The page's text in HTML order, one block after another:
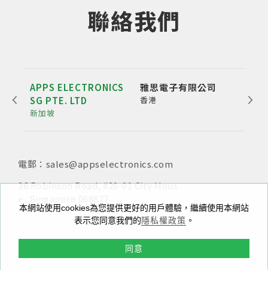
本網站使用cookies為您提供更好的用戶體驗，繼續使用本網站
表示您同意我們的隱私權政策 。
同意
聯絡我們
APPS ELECTRONICS
SG PTE. LTD
新加坡
雅思電子有限公司
香港
公
電郵：sales@appselectronics.com
36 Robinson Road, #20-01 City Hous
電話：
+852 3693 4218
電郵： sales@appselectronics.com
香港九龍新蒲崗大有街29號宏基中心一期1405室
電話：
+86（755）86538552
電郵： sales@appselectronics.com
中國廣東省深圳市福田區泰然九路喜年中心A座504-505
室 (郵編：518057)
電郵：
sales@appselectronics.com
新北市中和區中正路716號10樓之一